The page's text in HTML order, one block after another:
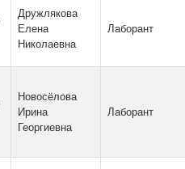
Дружлякова
Елена
Николаевна
Лаборант
Новосёлова
Ирина
Георгиевна
Лаборант